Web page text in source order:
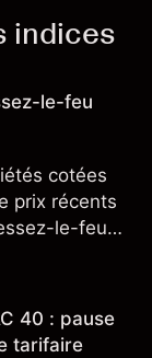
indices
le-feu
cotées
prix récents
le-feu
États-
40 : pause
tarifaire